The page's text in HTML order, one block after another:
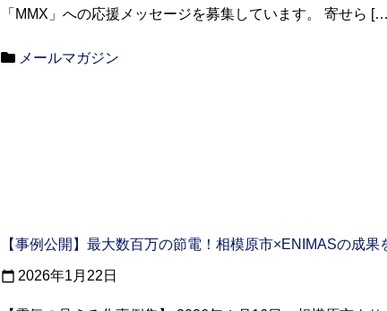
「MMX」への応援メッセージを募集しています。 寄せら
メールマガジン
【事例公開】最大数百万の節電！相模原市×ENIMASの成果
calendar_today 2026年1月22日